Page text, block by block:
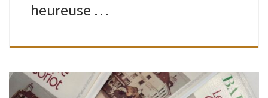
heureuse …